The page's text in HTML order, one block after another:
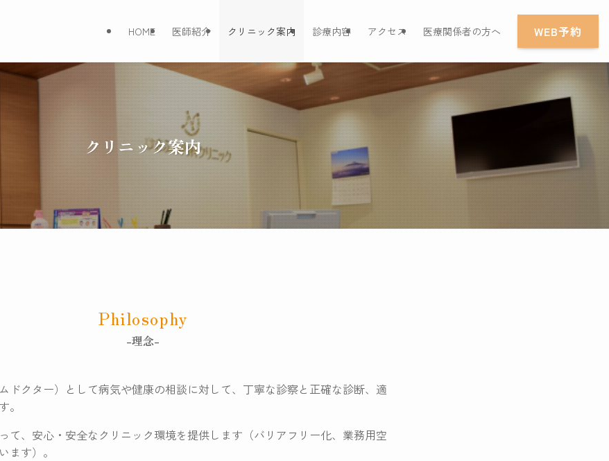
HOME 医師紹介 クリニック案内 診療内容 アクセス 医療関係者の方へ WEB予約
クリニック案内
Philosophy
-理念-
ドクター）として病気や健康の相談に対して、丁寧な診察と正確な診断、適
。
て、安心・安全なクリニック環境を提供します（バリアフリー化、業務用空
ます）。